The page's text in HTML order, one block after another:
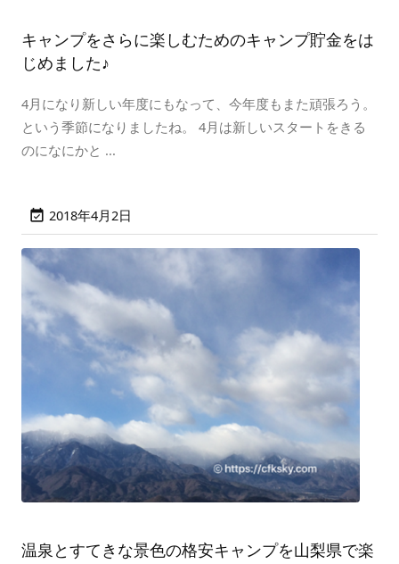
キャンプをさらに楽しむためのキャンプ貯金をは
じめました♪
4月になり新しい年度にもなって、今年度もまた頑張ろう。
という季節になりましたね。 4月は新しいスタートをきる
のになにかと ...
 2018年4月2日
温泉とすてきな景色の格安キャンプを山梨県で楽